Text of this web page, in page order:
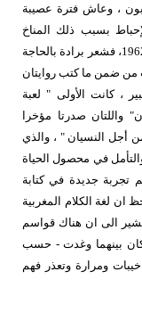
، وعاش فترة عصيبة
بسبب ذلك المناخ
السياسي المحتدم الذي عرفته المغرب منذ العام 1962، فشعر برادة بالحاجة
ضمن ما كتب روايتان
، كانت الأولى " لعبة
واللتان صدرتا مؤخرا
أجل النسيان " ، والذي
في محصول الحياة
تجربة جديدة في كتابة
ان لغة الكلام المغربية
الى ان هناك قواسم
بينهما وغدت - حسب
ومرارة وتعذر فهم